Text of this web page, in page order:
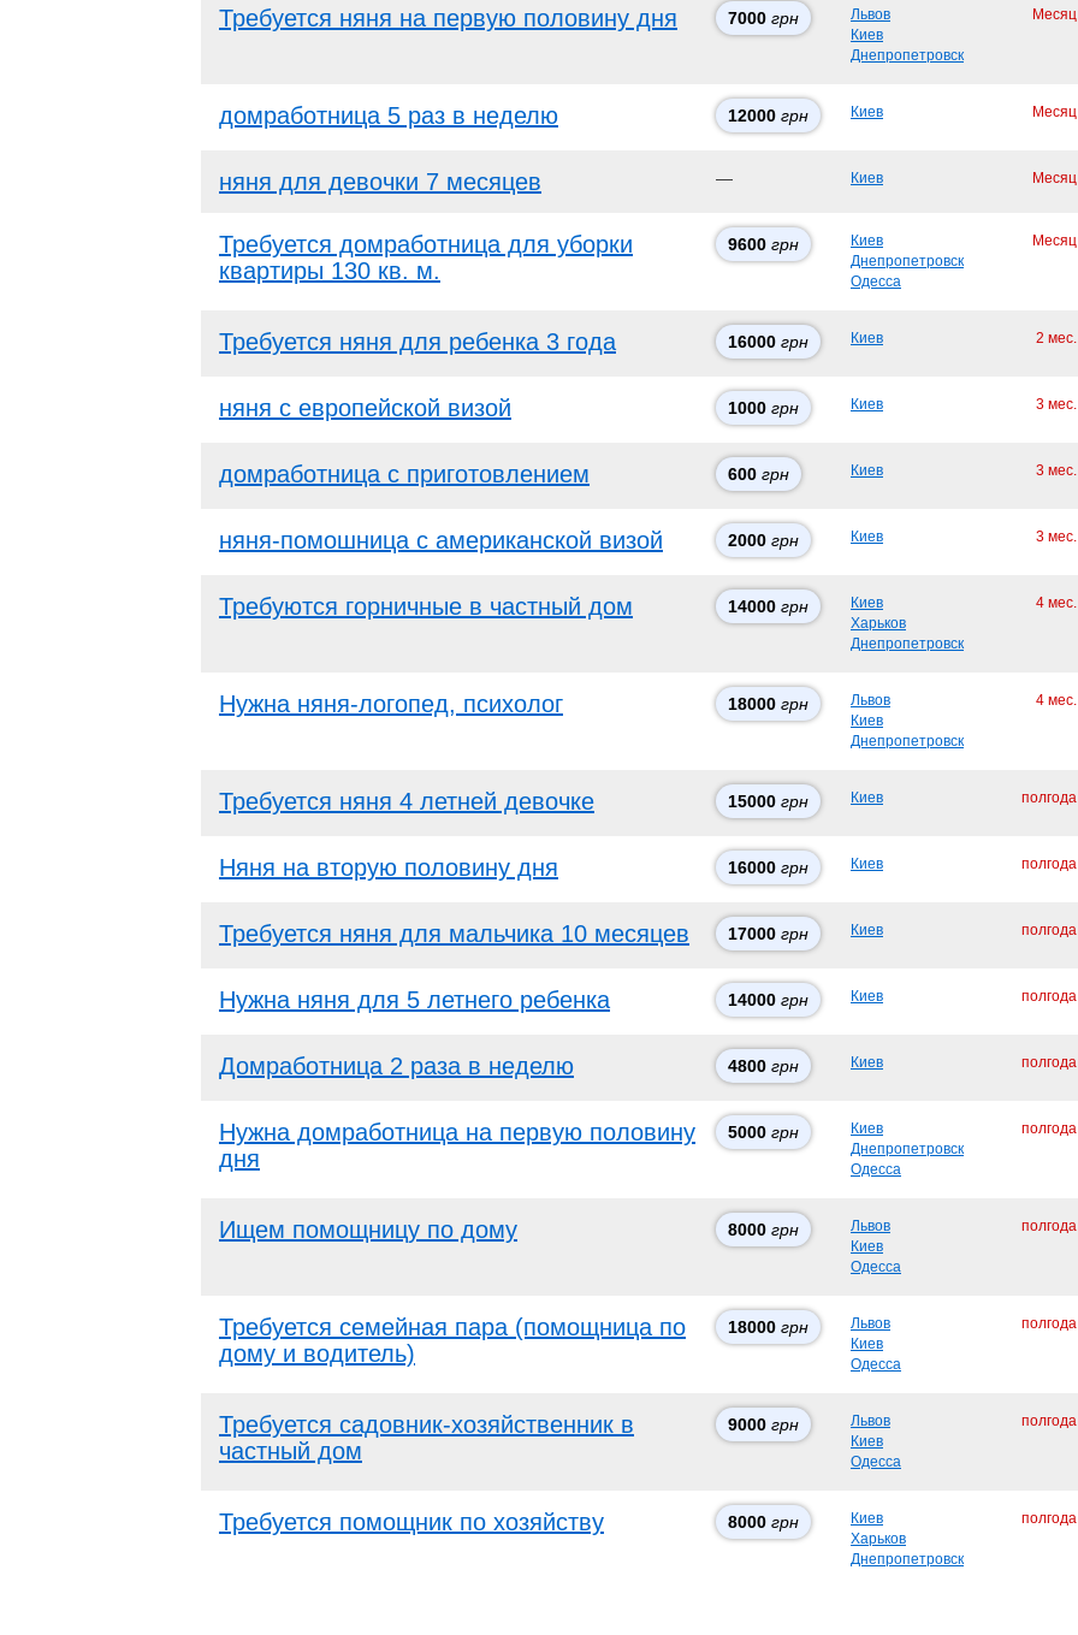
Требуется няня на первую половину дня 7000 грн
Львов
Киев
Днепропетровск
домработница 5 раз в неделю 12000 грн Киев
няня для девочки 7 месяцев — Киев
Требуется домработница для уборки
квартиры 130 кв. м.
9600 грн
Киев
Днепропетровск
Одесса
Требуется няня для ребенка 3 года 16000 грн Киев 2
няня с европейской визой 1000 грн Киев 3
домработница с приготовлением 600 грн Киев 3
няня-помошница с американской визой 2000 грн Киев 3
Требуются горничные в частный дом 14000 грн
Киев
Харьков
Днепропетровск
4
Нужна няня-логопед, психолог 18000 грн
Львов
Киев
Днепропетровск
4
Требуется няня 4 летней девочке 15000 грн Киев
Няня на вторую половину дня 16000 грн Киев
Требуется няня для мальчика 10 месяцев 17000 грн Киев
Нужна няня для 5 летнего ребенка 14000 грн Киев
Домработница 2 раза в неделю 4800 грн Киев
Нужна домработница на первую половину
дня
5000 грн
Киев
Днепропетровск
Одесса
Ищем помощницу по дому 8000 грн
Львов
Киев
Одесса
Требуется семейная пара (помощница по
дому и водитель)
18000 грн
Львов
Киев
Одесса
Требуется садовник-хозяйственник в
частный дом
9000 грн
Львов
Киев
Одесса
Требуется помощник по хозяйству 8000 грн
Киев
Харьков
Днепропетровск